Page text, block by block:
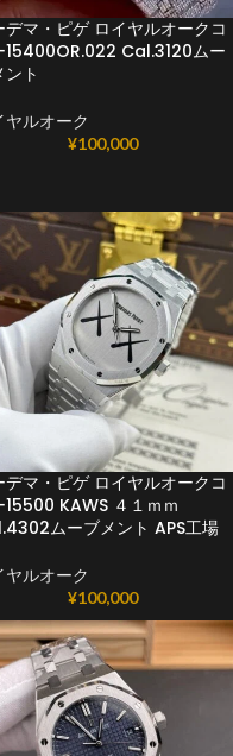
デマ・ピゲ ロイヤルオークコ
15400OR.022 Cal.3120ムー
ント
ヤルオーク
¥100,000
デマ・ピゲ ロイヤルオークコ
15500 KAWS ４１ｍｍ
ムーブメント APS工場
ヤルオーク
¥100,000